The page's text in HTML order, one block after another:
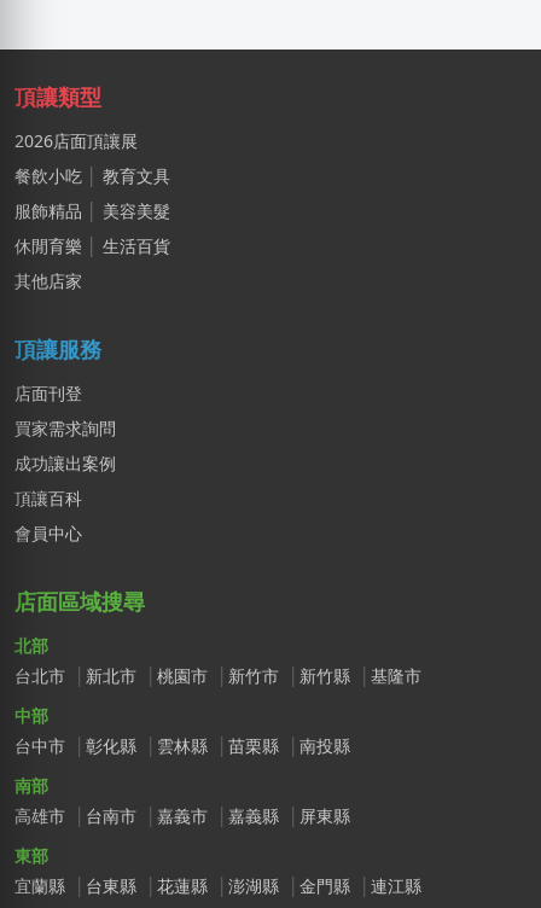
麥X
高雄市｜預算 30萬~50萬元
王X宏
新北市｜預算 10萬元以下
BXch
台北市｜預算 10萬元以下
桃園市｜預算 10萬元以下
頂讓類型
2026店面頂讓展
餐飲小吃
教育文具
服飾精品
美容美髮
休閒育樂
生活百貨
其他店家
頂讓服務
店面刊登
買家需求詢問
成功讓出案例
頂讓百科
會員中心
店面區域搜尋
北部
台北市
新北市 桃園市 新竹市 新竹縣
基隆市
中部
台中市
彰化縣 雲林縣 苗栗縣
南投縣
南部
高雄市
台南市 嘉義市 嘉義縣
屏東縣
東部
宜蘭縣
台東縣 花蓮縣 澎湖縣 金門縣 連江縣